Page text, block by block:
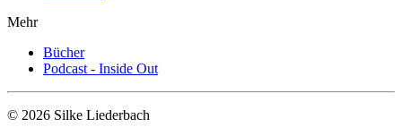
Mehr
Bücher
Podcast - Inside Out
© 2026 Silke Liederbach